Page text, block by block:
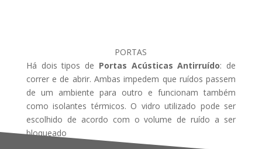
PORTAS
Há dois tipos de Portas Acústicas Antirruído: de
correr e de abrir. Ambas impedem que ruídos passem
de um ambiente para outro e funcionam também
como isolantes térmicos. O vidro utilizado pode ser
escolhido de acordo com o volume de ruído a ser
bloqueado